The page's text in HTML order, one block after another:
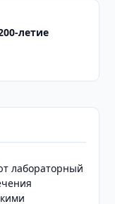
летие
лабораторный